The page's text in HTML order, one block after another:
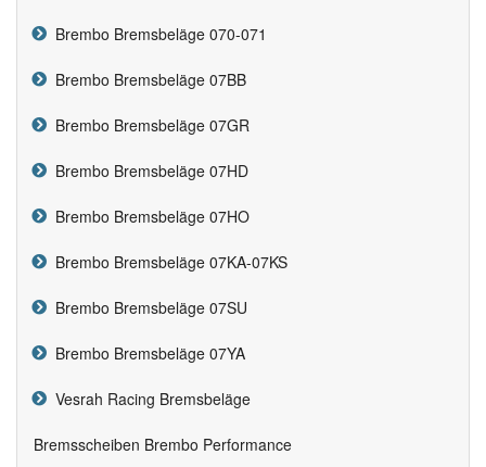
Brembo Bremsbeläge 070-071
Brembo Bremsbeläge 07BB
Brembo Bremsbeläge 07GR
Brembo Bremsbeläge 07HD
Brembo Bremsbeläge 07HO
Brembo Bremsbeläge 07KA-07KS
Brembo Bremsbeläge 07SU
Brembo Bremsbeläge 07YA
Vesrah Racing Bremsbeläge
Bremsscheiben Brembo Performance